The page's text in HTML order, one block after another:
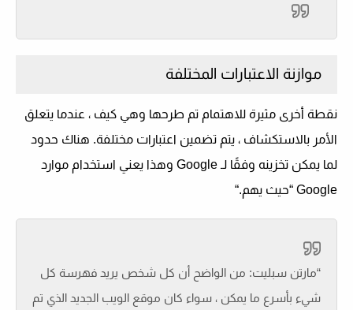
موازنة الاعتبارات المختلفة
نقطة أخرى مثيرة للاهتمام تم طرحها وهي كيف ، عندما يتعلق
الأمر بالاستكشاف ، يتم تضمين اعتبارات مختلفة. هناك حدود
لما يمكن تخزينه وفقًا لـ Google وهذا يعني استخدام موارد
Google “ حيث يهم.“
“مارتن سبليت: من الواضح أن كل شخص يريد فهرسة كل
شيء بأسرع ما يمكن ، سواء كان موقع الويب الجديد الذي تم